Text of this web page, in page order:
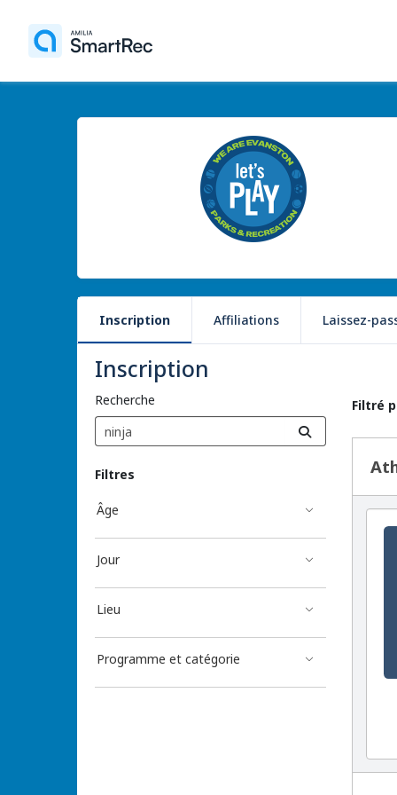
Inscription Affiliations Laissez-
Inscription
Recherche
Filtres
Âge
Jour
Lieu
Programme et catégorie
Filtré